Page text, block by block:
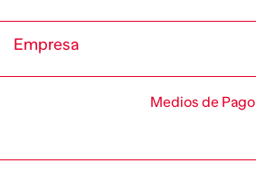
Empresa
Medios de Pago